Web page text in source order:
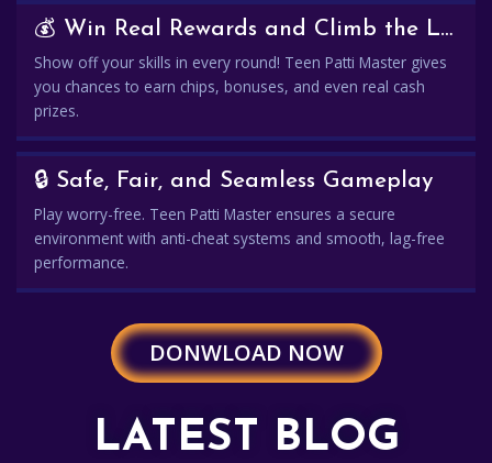
💰 Win Real Rewards and Climb the Leaderboard
Show off your skills in every round! Teen Patti Master gives
you chances to earn chips, bonuses, and even real cash
prizes.
🔒 Safe, Fair, and Seamless Gameplay
Play worry-free. Teen Patti Master ensures a secure
environment with anti-cheat systems and smooth, lag-free
performance.
DONWLOAD NOW
LATEST BLOG